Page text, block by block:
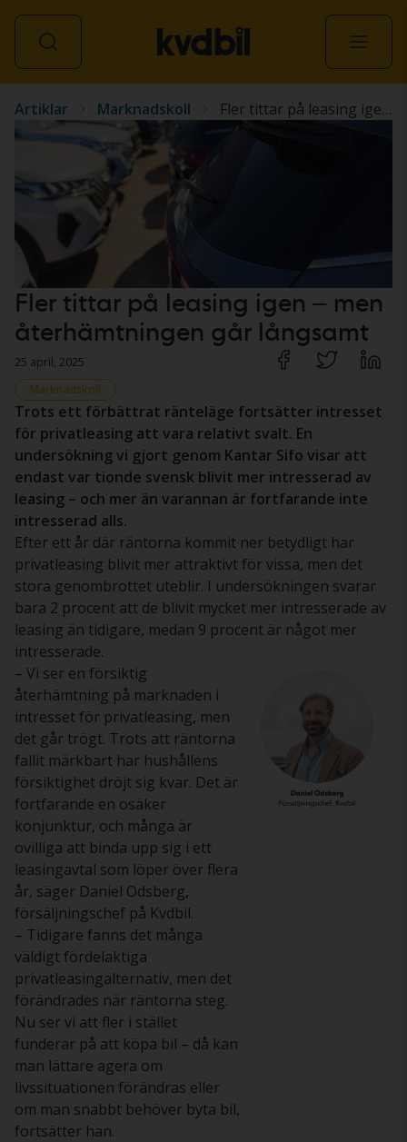
Alla fordon
Artiklar Marknadskoll Fler tittar på leasing igen – men återhämtningen går långsamt
Fler tittar på leasing igen – men
återhämtningen går långsamt
25 april, 2025
Marknadskoll
Trots ett förbättrat ränteläge fortsätter intresset
för privatleasing att vara relativt svalt. En
undersökning vi gjort genom Kantar Sifo visar att
endast var tionde svensk blivit mer intresserad av
leasing – och mer än varannan är fortfarande inte
intresserad alls.
Efter ett år där räntorna kommit ner betydligt har
privatleasing blivit mer attraktivt för vissa, men det
stora genombrottet uteblir. I undersökningen svarar
bara 2 procent att de blivit mycket mer intresserade av
leasing än tidigare, medan 9 procent är något mer
intresserade.
– Vi ser en försiktig
återhämtning på marknaden i
intresset för privatleasing, men
det går trögt. Trots att räntorna
fallit märkbart har hushållens
försiktighet dröjt sig kvar. Det är
fortfarande en osäker
konjunktur, och många är
ovilliga att binda upp sig i ett
leasingavtal som löper över flera
år, säger Daniel Odsberg,
försäljningschef på Kvdbil.
– Tidigare fanns det många
väldigt fördelaktiga
privatleasingalternativ, men det
förändrades när räntorna steg.
Nu ser vi att fler i stället
funderar på att köpa bil – då kan
man lättare agera om
livssituationen förändras eller
om man snabbt behöver byta bil,
fortsätter han.